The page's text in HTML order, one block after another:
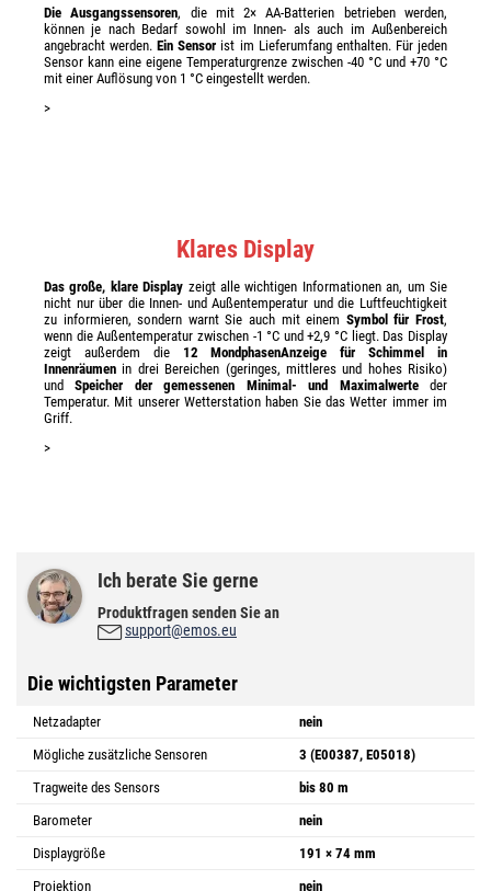
Die Ausgangssensoren, die mit 2× AA-Batterien betrieben werden,
können je nach Bedarf sowohl im Innen- als auch im Außenbereich
angebracht werden.Ein Sensor ist im Lieferumfang enthalten. Für jeden
Sensor kann eine eigene Temperaturgrenze zwischen -40 °C und +70 °C
mit einer Auflösung von 1 °C eingestellt werden.
>
Klares Display
Das große, klare Display zeigt alle wichtigen Informationen an, um Sie
nicht nur über die Innen- und Außentemperatur und die Luftfeuchtigkeit
zu informieren, sondern warnt Sie auch mit einem Symbol für Frost,
wenn die Außentemperatur zwischen -1 °C und +2,9 °C liegt. Das Display
zeigt außerdem die 12 MondphasenAnzeige für Schimmel in
Innenräumen in drei Bereichen (geringes, mittleres und hohes Risiko)
undSpeicher der gemessenen Minimal- und Maximalwerteder
Temperatur. Mit unserer Wetterstation haben Sie das Wetter immer im
Griff.
>
Ich berate Sie gerne
Produktfragen senden Sie an
support@emos.eu
Die wichtigsten Parameter
Netzadapter
nein
Mögliche zusätzliche Sensoren
3 (E00387, E05018)
Tragweite des Sensors
bis 80 m
Barometer
nein
Displaygröße
191 × 74 mm
Projektion
nein